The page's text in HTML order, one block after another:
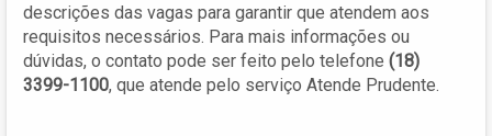
descrições das vagas para garantir que atendem aos
requisitos necessários. Para mais informações ou
dúvidas, o contato pode ser feito pelo telefone (18)
3399-1100, que atende pelo serviço Atende Prudente.